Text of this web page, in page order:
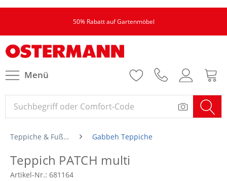
50% Rabatt auf Gartenmöbel
Menü
Teppiche & Fußmatten Gabbeh Teppiche
Teppich PATCH multi
Artikel-Nr.: 681164